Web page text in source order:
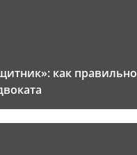
как правильно